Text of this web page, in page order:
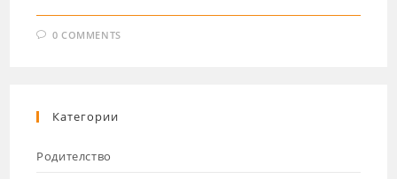
0 COMMENTS
Категории
Родителство